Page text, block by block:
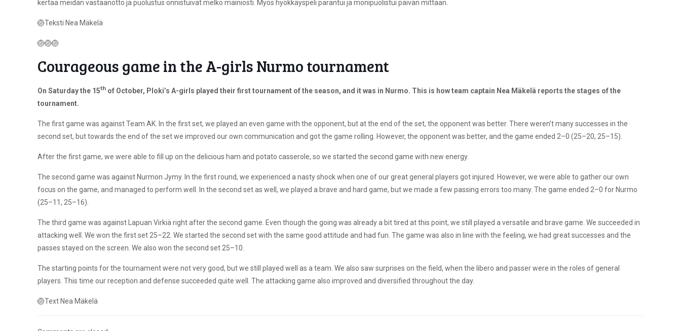
kertaa meidän vastaanotto ja puolustus onnistuivat melko mainiosti. Myös hyökkäyspeli parantui ja monipuolistui päivän mittaan.
🏐Teksti Nea Mäkelä
🏐🏐🏐
Courageous game in the A-girls Nurmo tournament
On Saturday the 15th of October, Ploki’s A-girls played their first tournament of the season, and it was in Nurmo. This is how team captain Nea Mäkelä reports the stages of the
tournament.
The first game was against Team AK. In the first set, we played an even game with the opponent, but at the end of the set, the opponent was better. There weren’t many successes in the
second set, but towards the end of the set we improved our own communication and got the game rolling. However, the opponent was better, and the game ended 2–0 (25–20, 25–15).
After the first game, we were able to fill up on the delicious ham and potato casserole, so we started the second game with new energy.
The second game was against Nurmon Jymy. In the first round, we experienced a nasty shock when one of our great general players got injured. However, we were able to gather our own
focus on the game, and managed to perform well. In the second set as well, we played a brave and hard game, but we made a few passing errors too many. The game ended 2–0 for Nurmo
(25–11, 25–16).
The third game was against Lapuan Virkiä right after the second game. Even though the going was already a bit tired at this point, we still played a versatile and brave game. We succeeded in
attacking well. We won the first set 25–22. We started the second set with the same good attitude and had fun. The game was also in line with the feeling, we had great successes and the
passes stayed on the screen. We also won the second set 25–10.
The starting points for the tournament were not very good, but we still played well as a team. We also saw surprises on the field, when the libero and passer were in the roles of general
players. This time our reception and defense succeeded quite well. The attacking game also improved and diversified throughout the day.
🏐Text Nea Mäkelä